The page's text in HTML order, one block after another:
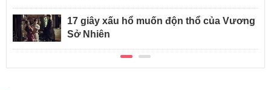
17 giây xấu hổ muốn độn thổ của Vương
Sở Nhiên